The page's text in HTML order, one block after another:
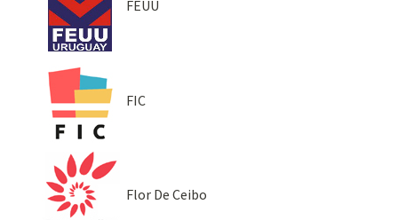
FEUU
FIC
Flor De Ceibo